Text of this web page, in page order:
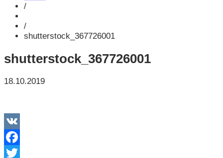
/
/
shutterstock_367726001
shutterstock_367726001
18.10.2019
VK
Facebook